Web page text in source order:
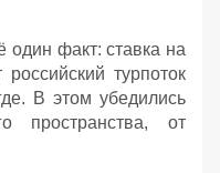
один факт: ставка на
турпоток
В этом убедились
пространства, от